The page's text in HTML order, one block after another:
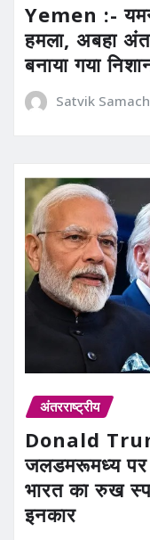
Yemen :-
हमला, अबहा
बनाया गया
Satvik
अंतरराष्ट्रीय
Donald
जलडमरूमध्य
भारत का रुख
इनकार